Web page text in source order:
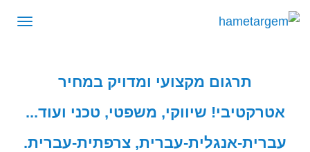
תרגום מקצועי ומדויק במחיר
אטרקטיבי! שיווקי, משפטי, טכני ועוד...
עברית-אנגלית-עברית, צרפתית-עברית.